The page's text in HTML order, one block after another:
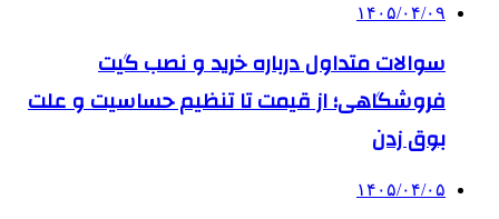
۱۴۰۵/۰۴/۰۹
سوالات متداول درباره خرید و نصب گیت
فروشگاهی؛ از قیمت تا تنظیم حساسیت و علت
بوق زدن
۱۴۰۵/۰۴/۰۵